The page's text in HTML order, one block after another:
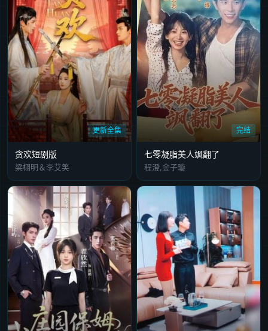
更新全集
贪欢短剧版
梁栩明＆李艾笑
完结
七零凝脂美人飒翻了
程澄,金子璇